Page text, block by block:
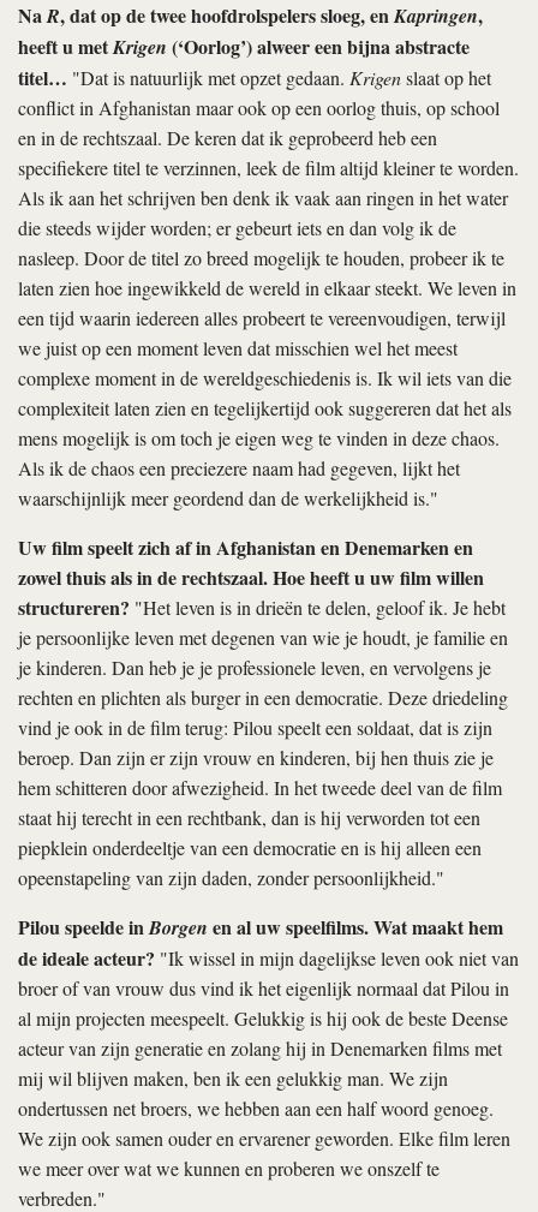
NaR, dat op de twee hoofdrolspelers sloeg, enKapringen,
heeft u metKrigen (‘Oorlog’) alweer een bijna abstracte
titel… "Dat is natuurlijk met opzet gedaan. Krigenslaat op het
conflict in Afghanistan maar ook op een oorlog thuis, op school
en in de rechtszaal. De keren dat ik geprobeerd heb een
specifiekere titel te verzinnen, leek de film altijd kleiner te worden.
Als ik aan het schrijven ben denk ik vaak aan ringen in het water
die steeds wijder worden; er gebeurt iets en dan volg ik de
nasleep. Door de titel zo breed mogelijk te houden, probeer ik te
laten zien hoe ingewikkeld de wereld in elkaar steekt. We leven in
een tijd waarin iedereen alles probeert te vereenvoudigen, terwijl
we juist op een moment leven dat misschien wel het meest
complexe moment in de wereldgeschiedenis is. Ik wil iets van die
complexiteit laten zien en tegelijkertijd ook suggereren dat het als
mens mogelijk is om toch je eigen weg te vinden in deze chaos.
Als ik de chaos een preciezere naam had gegeven, lijkt het
waarschijnlijk meer geordend dan de werkelijkheid is."
Uw film speelt zich af in Afghanistan en Denemarken en
zowel thuis als in de rechtszaal. Hoe heeft u uw film willen
structureren? "Het leven is in drieën te delen, geloof ik. Je hebt
je persoonlijke leven met degenen van wie je houdt, je familie en
je kinderen. Dan heb je je professionele leven, en vervolgens je
rechten en plichten als burger in een democratie. Deze driedeling
vind je ook in de film terug: Pilou speelt een soldaat, dat is zijn
beroep. Dan zijn er zijn vrouw en kinderen, bij hen thuis zie je
hem schitteren door afwezigheid. In het tweede deel van de film
staat hij terecht in een rechtbank, dan is hij verworden tot een
piepklein onderdeeltje van een democratie en is hij alleen een
opeenstapeling van zijn daden, zonder persoonlijkheid."
Pilou speelde inBorgen en al uw speelfilms. Wat maakt hem
de ideale acteur? "Ik wissel in mijn dagelijkse leven ook niet van
broer of van vrouw dus vind ik het eigenlijk normaal dat Pilou in
al mijn projecten meespeelt. Gelukkig is hij ook de beste Deense
acteur van zijn generatie en zolang hij in Denemarken films met
mij wil blijven maken, ben ik een gelukkig man. We zijn
ondertussen net broers, we hebben aan een half woord genoeg.
We zijn ook samen ouder en ervarener geworden. Elke film leren
we meer over wat we kunnen en proberen we onszelf te
verbreden."